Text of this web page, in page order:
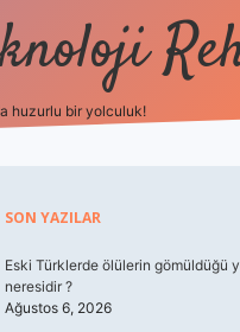
huzurlu bir yolculuk!
Sidebar
SON YAZILAR
Eski Türklerde ölülerin gömüldüğü
neresidir ?
Ağustos 6, 2026